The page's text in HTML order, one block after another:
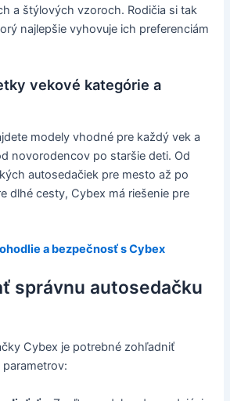
a štýlových vzoroch. Rodičia si tak
najlepšie vyhovuje ich preferenciám
vekové kategórie a
modely vhodné pre každý vek a
novorodencov po staršie deti. Od
autosedačiek pre mesto až po
dlhé cesty, Cybex má riešenie pre
a bezpečnosť s Cybex
správnu autosedačku
Cybex je potrebné zohľadniť